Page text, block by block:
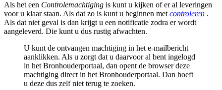
Als het een Controlemachtiging is kunt u kijken of er al leveringen
voor u klaar staan. Als dat zo is kunt u beginnen metcontroleren .
Als dat niet geval is dan krijgt u een notificatie zodra er wordt
aangeleverd. Die kunt u dus rustig afwachten.
U kunt de ontvangen machtiging in het e-mailbericht
aanklikken. Als u zorgt dat u daarvoor al bent ingelogd
in het Bronhouderportaal, dan opent de browser deze
machtiging direct in het Bronhouderportaal. Dan hoeft
u deze dus zelf niet terug te zoeken.